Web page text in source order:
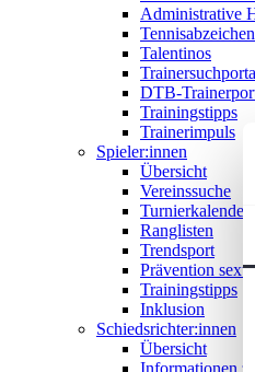
Administrative
Tennisabzeichen
Talentinos
DTB-
Trainingstipps
Trainerimpuls
Spieler:innen
Übersicht
Vereinssuche
Turnierkalender
Ranglisten
Trendsport
Prävention
Trainingstipps
Inklusion
Schiedsrichter:innen
Übersicht
Informationen